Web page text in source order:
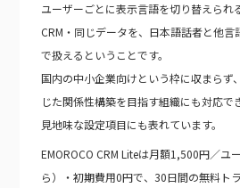
ユーザーごとに表示言語を切り替えられ
CRM・同じデータを、日本語話者と他
で扱えるということです。
国内の中小企業向けという枠に収まらず
じた関係性構築を目指す組織にも対応で
見地味な設定項目にも表れています。
EMOROCO CRM Liteは月額1,500円／ユ
ら）・初期費用0円で、30日間の無料ト